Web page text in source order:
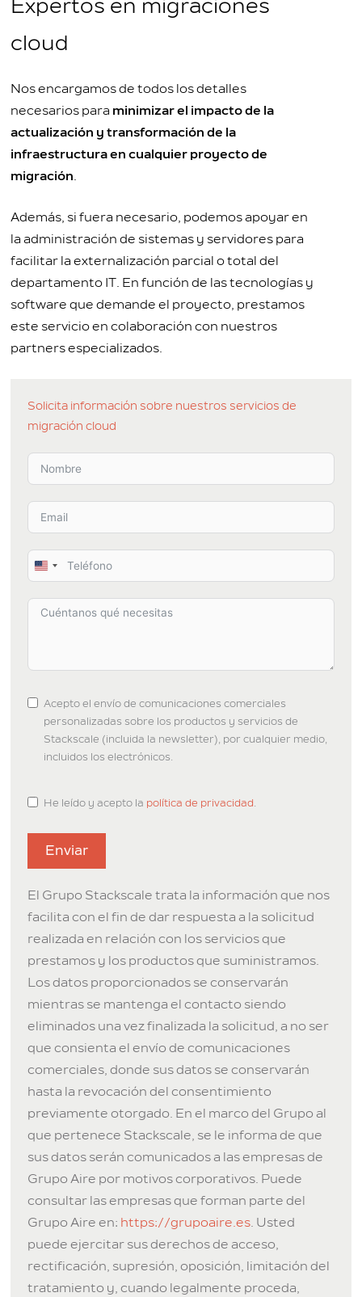
Expertos en migraciones
cloud
Nos encargamos de todos los detalles
necesarios para minimizar el impacto de la
actualización y transformación de la
infraestructura en cualquier proyecto de
migración.
Además, si fuera necesario, podemos apoyar en
la administración de sistemas y servidores para
facilitar la externalización parcial o total del
departamento IT. En función de las tecnologías y
software que demande el proyecto, prestamos
este servicio en colaboración con nuestros
partners especializados.
Solicita información sobre nuestros servicios de
migración cloud
U
i
d
a
t
1
Acepto el envío de comunicaciones comerciales
personalizadas sobre los productos y servicios de
Stackscale (incluida la newsletter), por cualquier medio,
incluidos los electrónicos.
He leído y acepto la política de privacidad.
Enviar
El Grupo Stackscale trata la información que nos
facilita con el fin de dar respuesta a la solicitud
realizada en relación con los servicios que
prestamos y los productos que suministramos.
Los datos proporcionados se conservarán
mientras se mantenga el contacto siendo
eliminados una vez finalizada la solicitud, a no ser
que consienta el envío de comunicaciones
comerciales, donde sus datos se conservarán
hasta la revocación del consentimiento
previamente otorgado. En el marco del Grupo al
que pertenece Stackscale, se le informa de que
sus datos serán comunicados a las empresas de
Grupo Aire por motivos corporativos. Puede
consultar las empresas que forman parte del
Grupo Aire en: https://grupoaire.es. Usted
puede ejercitar sus derechos de acceso,
rectificación, supresión, oposición, limitación del
tratamiento y, cuando legalmente proceda,